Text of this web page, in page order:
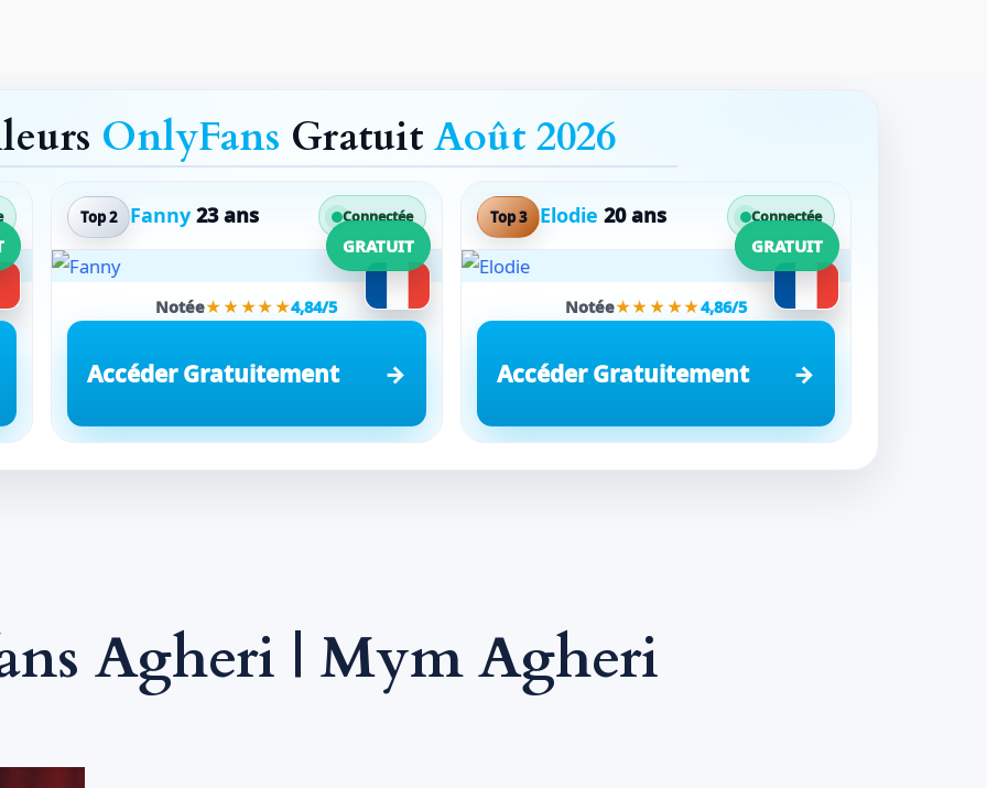
OnlyFans GratuitAoût 2026
Top 2 Fanny 23 ans Connectée
GRATUIT
Notée★★★★★4,84/5
Accéder Gratuitement
Top 3 Elodie 20 ans Connectée
GRATUIT
Notée★★★★★4,86/5
Accéder Gratuitement
Agheri | Mym Agheri